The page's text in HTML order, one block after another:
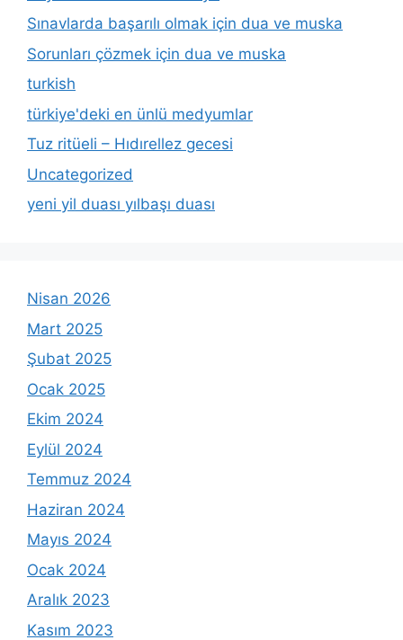
Sınavlarda başarılı olmak için dua ve muska
Sorunları çözmek için dua ve muska
turkish
türkiye'deki en ünlü medyumlar
Tuz ritüeli – Hıdırellez gecesi
Uncategorized
yeni yil duası yılbaşı duası
Nisan 2026
Mart 2025
Şubat 2025
Ocak 2025
Ekim 2024
Eylül 2024
Temmuz 2024
Haziran 2024
Mayıs 2024
Ocak 2024
Aralık 2023
Kasım 2023